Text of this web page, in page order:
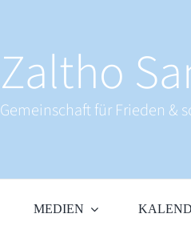
Zaltho
Gemeinschaft für Frieden &
MEDIEN